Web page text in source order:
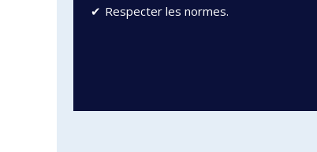
Respecter les normes.